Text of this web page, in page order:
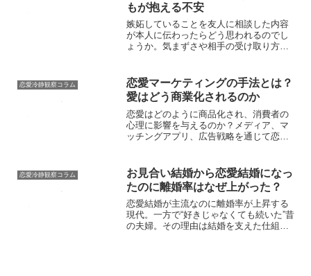
もが抱える不安
嫉妬していることを友人に相談した内容
が本人に伝わったらどう思われるのでし
ょうか。気まずさや相手の受け取り方、
恋愛冷静観察コラム
恋愛マーケティングの手法とは？
愛はどう商業化されるのか
恋愛はどのように商品化され、消費者の
心理に影響を与えるのか？メディア、マ
ッチングアプリ、広告戦略を通じて恋愛
恋愛冷静観察コラム
お見合い結婚から恋愛結婚になっ
たのに離婚率はなぜ上がった？
恋愛結婚が主流なのに離婚率が上昇する
現代。一方で“好きじゃなくても続いた”昔
の夫婦。その理由は結婚を支えた仕組み